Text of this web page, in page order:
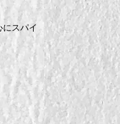
スパイ